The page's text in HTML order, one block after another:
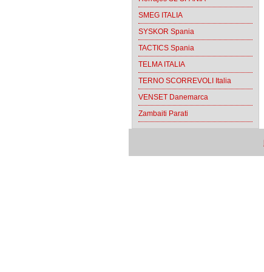
SMEG ITALIA
SYSKOR Spania
TACTICS Spania
TELMA ITALIA
TERNO SCORREVOLI Italia
VENSET Danemarca
Zambaiti Parati